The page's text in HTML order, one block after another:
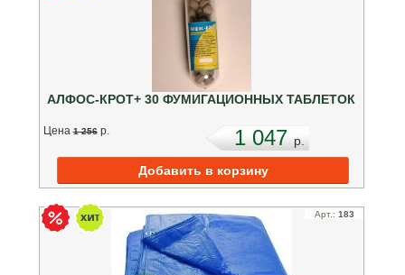
АЛФОС-КРОТ+ 30 ФУМИГАЦИОННЫХ ТАБЛЕТОК
Цена 1 256 p. 1 047p.
Арт.: 183